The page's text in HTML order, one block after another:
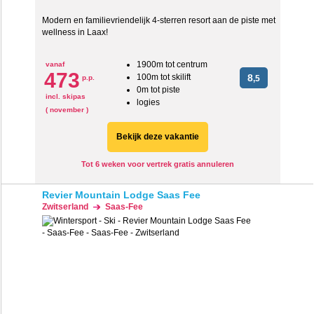
Modern en familievriendelijk 4-sterren resort aan de piste met
wellness in Laax!
vanaf
473 p.p.
incl. skipas
( november )
1900m tot centrum
100m tot skilift
0m tot piste
logies
8,5
Bekijk deze vakantie
Tot 6 weken voor vertrek gratis annuleren
Revier Mountain Lodge Saas Fee
Zwitserland Saas-Fee